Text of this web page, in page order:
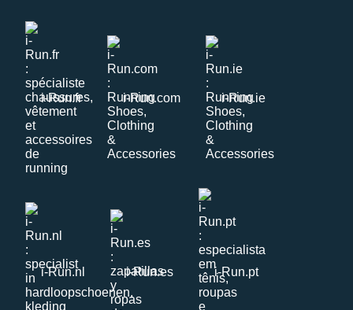
i-Run.fr i-Run.com i-Run.ie
i-Run.nl i-Run.es i-Run.pt